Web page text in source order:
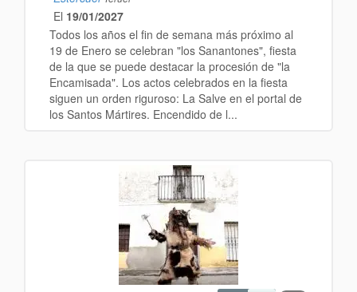
El 19/01/2027
Todos los años el fin de semana más próximo al
19 de Enero se celebran "los Sanantones", fiesta
de la que se puede destacar la procesión de "la
Encamisada". Los actos celebrados en la fiesta
siguen un orden riguroso: La Salve en el portal de
los Santos Mártires. Encendido de l...